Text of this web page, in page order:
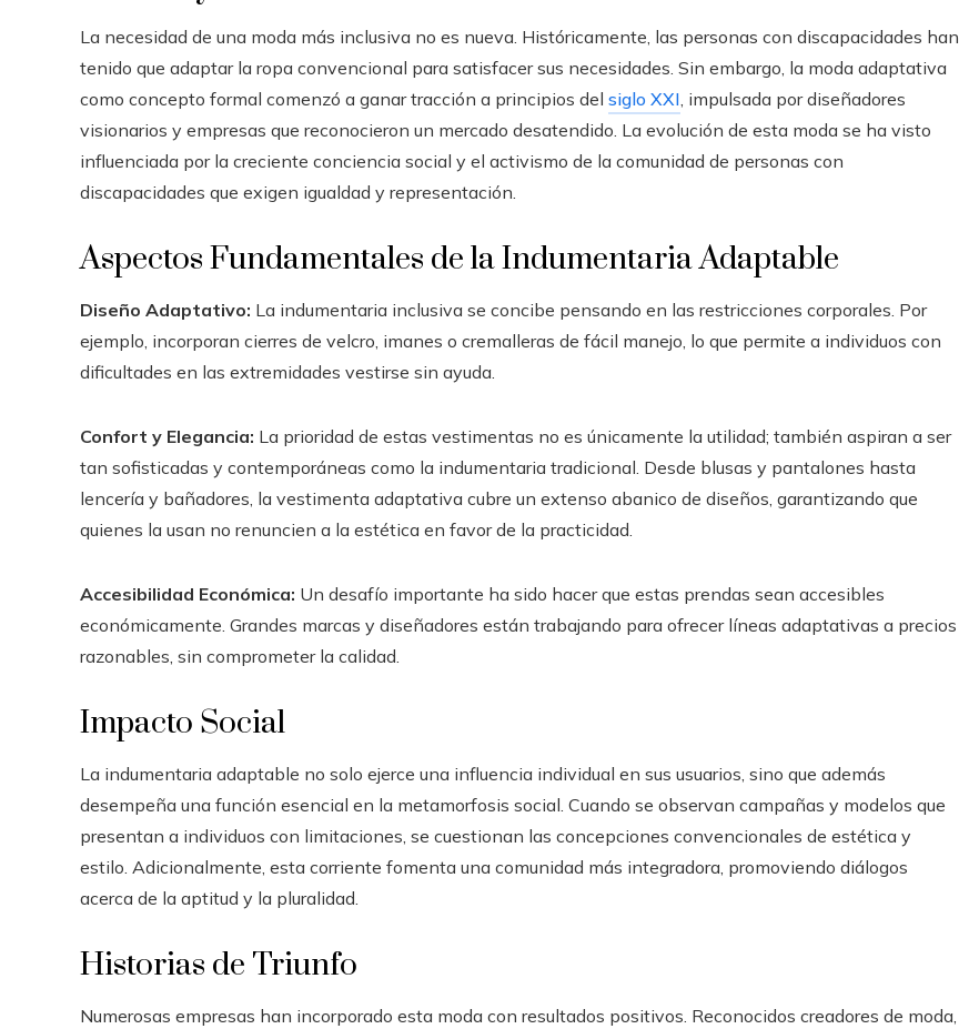
La necesidad de una moda más inclusiva no es nueva. Históricamente, las personas con discapacidades han
tenido que adaptar la ropa convencional para satisfacer sus necesidades. Sin embargo, la moda adaptativa
como concepto formal comenzó a ganar tracción a principios del siglo XXI, impulsada por diseñadores
visionarios y empresas que reconocieron un mercado desatendido. La evolución de esta moda se ha visto
influenciada por la creciente conciencia social y el activismo de la comunidad de personas con
discapacidades que exigen igualdad y representación.
Aspectos Fundamentales de la Indumentaria Adaptable
Diseño Adaptativo: La indumentaria inclusiva se concibe pensando en las restricciones corporales. Por
ejemplo, incorporan cierres de velcro, imanes o cremalleras de fácil manejo, lo que permite a individuos con
dificultades en las extremidades vestirse sin ayuda.
Confort y Elegancia: La prioridad de estas vestimentas no es únicamente la utilidad; también aspiran a ser
tan sofisticadas y contemporáneas como la indumentaria tradicional. Desde blusas y pantalones hasta
lencería y bañadores, la vestimenta adaptativa cubre un extenso abanico de diseños, garantizando que
quienes la usan no renuncien a la estética en favor de la practicidad.
Accesibilidad Económica: Un desafío importante ha sido hacer que estas prendas sean accesibles
económicamente. Grandes marcas y diseñadores están trabajando para ofrecer líneas adaptativas a precios
razonables, sin comprometer la calidad.
Impacto Social
La indumentaria adaptable no solo ejerce una influencia individual en sus usuarios, sino que además
desempeña una función esencial en la metamorfosis social. Cuando se observan campañas y modelos que
presentan a individuos con limitaciones, se cuestionan las concepciones convencionales de estética y
estilo. Adicionalmente, esta corriente fomenta una comunidad más integradora, promoviendo diálogos
acerca de la aptitud y la pluralidad.
Historias de Triunfo
Numerosas empresas han incorporado esta moda con resultados positivos. Reconocidos creadores de moda,